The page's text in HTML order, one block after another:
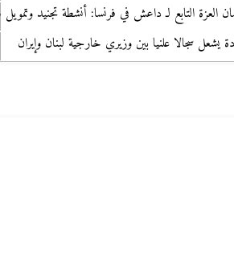
العزة التابع لـ داعش في فرنسا: أنشطة تجنيد
يشعل سجالا علنيا بين وزيري خارجية لبنان وإيران